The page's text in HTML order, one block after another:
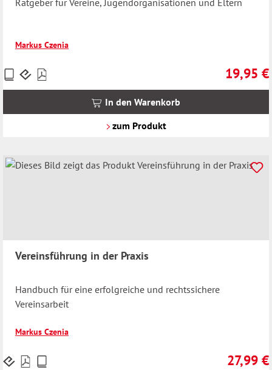
Ratgeber für Vereine, Jugendorganisationen und Eltern
Markus Czenia
19,95 €
Preise
inkl.
In den Warenkorb
zum Produkt
Vereinsführung in der Praxis
Handbuch für eine erfolgreiche und rechtssichere
Vereinsarbeit
Markus Czenia
27,99 €
Preise